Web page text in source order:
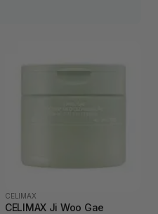
CELIMAX
CELIMAX Ji Woo Gae